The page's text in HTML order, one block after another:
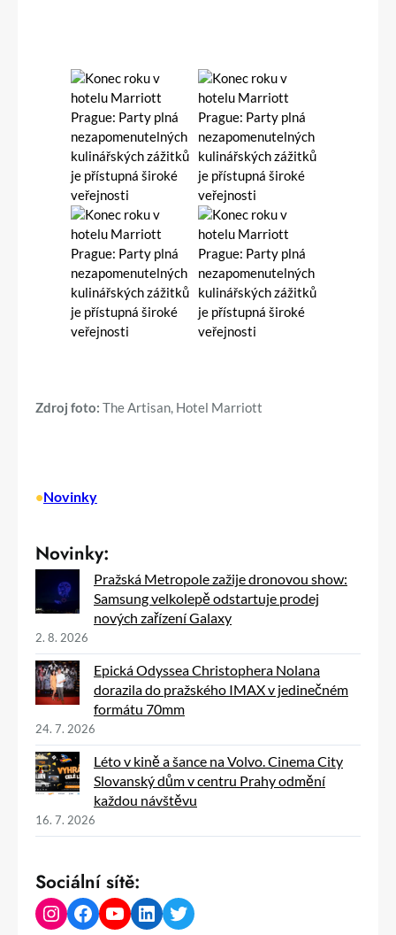
Zdroj foto: The Artisan, Hotel Marriott
•Novinky
Novinky:
Pražská Metropole zažije dronovou show:
Samsung velkolepě odstartuje prodej
nových zařízení Galaxy
2. 8. 2026
Epická Odyssea Christophera Nolana
dorazila do pražského IMAX v jedinečném
formátu 70mm
24. 7. 2026
Léto v kině a šance na Volvo. Cinema City
Slovanský dům v centru Prahy odmění
každou návštěvu
16. 7. 2026
Sociální sítě:
Instagram Facebook YouTube LinkedIn Twitter